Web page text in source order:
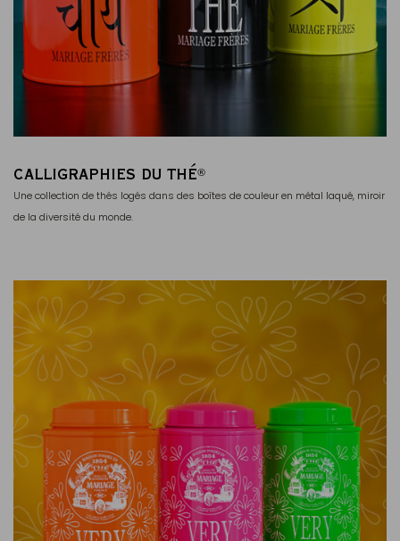
CALLIGRAPHIES DU THÉ®
Une collection de thés logés dans des boîtes de couleur en métal laqué, miroir
de la diversité du monde.